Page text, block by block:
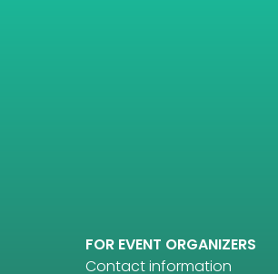
FOR EVENT ORGANIZERS
Contact information